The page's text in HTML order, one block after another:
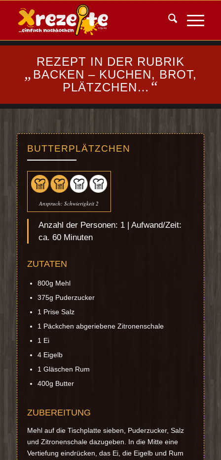
REZEPT IN DER RUBRIK
„ BACKEN – KUCHEN, BROT,
PLÄTZCHEN… “
BUTTERPLÄTZCHEN
Anspruch: Schwierigkeit 2
Anzahl der Personen: 1 | Aufwand/Zeit:
ca. 60 Minuten
ZUTATEN
800g Mehl
375g Puderzucker
1 Prise Salz
1 Päckchen abgeriebene Zitronenschale
1 Ei
4 Eigelb
1 Gläschen Rum
400g Butter
ZUBEREITUNG
Mehl auf die Tischplatte sieben, Puderzucker, Salz
und Zitronenschale dazugeben. In die Mitte eine
Vertiefung eindrücken, das Ei, die Eigelb und Rum